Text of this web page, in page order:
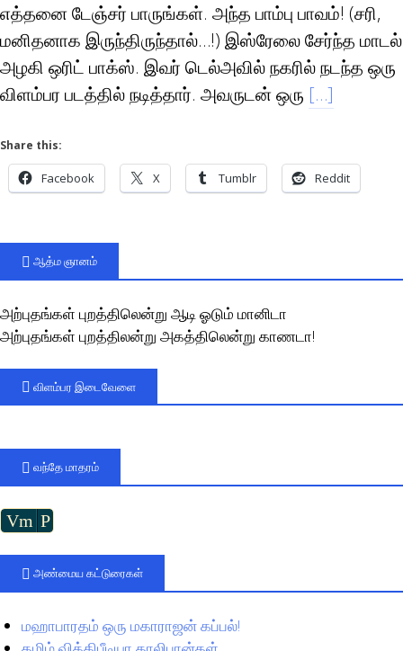
எத்தனை டேஞ்சர் பாருங்கள். அந்த பாம்பு பாவம்! (சரி,
மனிதனாக இருந்திருந்தால்…!) இஸ்ரேலை சேர்ந்த மாடல்
அழகி ஒரிட் பாக்ஸ். இவர் டெல்அவில் நகரில் நடந்த ஒரு
விளம்பர படத்தில் நடித்தார். அவருடன் ஒரு […]
Share this:
Facebook X Tumblr Reddit
ஆத்ம ஞானம்
அற்புதங்கள் புறத்திலென்று ஆடி ஓடும் மானிடா
அற்புதங்கள் புறத்திலன்று அகத்திலென்று காணடா!
விளம்பர இடைவேளை
வந்தே மாதரம்
Vm P
அண்மைய கட்டுரைகள்
மஹாபாரதம் ஒரு மகாராஜன் கப்பல்!